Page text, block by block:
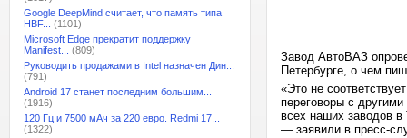
Google DeepMind считает, что память типа
HBF...
(1101)
Microsoft Edge прекратит поддержку
Manifest...
(809)
Руководить продажами в Intel назначен Дин...
(791)
Android 17 станет последним большим...
(1916)
120 Гц и 7500 мАч за 220 евро. Redmi 17...
(1322)
Завод АвтоВАЗ
Петербурге, о чем
«Это не
переговоры с
всех наших заводов
— заявили в пресс-